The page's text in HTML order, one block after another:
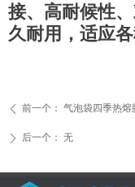
接、高耐候性
久耐用，适应各
ꄴ 前一个： 气泡袋四季热熔
ꄲ 后一个： 无